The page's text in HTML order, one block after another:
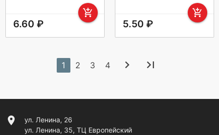
add_shopping_cart
6.60 ₽
add_shopping_cart
5.50 ₽
1 2 3 4 chevron_right last_page
location_on
ул. Ленина, 26
ул. Ленина, 35, ТЦ Европейский